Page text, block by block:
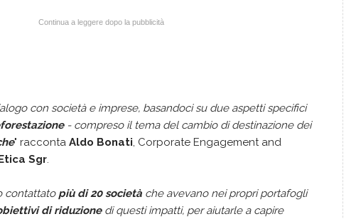
Continua a leggere dopo la pubblicità
con società e imprese, basandoci su due aspetti specifici
- compreso il tema del cambio di destinazione dei
" racconta Aldo Bonati, Corporate Engagement and
Sgr.
contattato più di 20 società che avevano nei propri portafogli
di riduzionedi questi impatti, per aiutarle a capire